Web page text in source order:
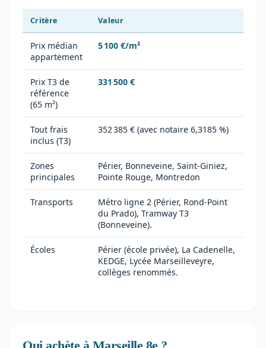
Critère Valeur
Prix médian
appartement
5 100 €/m²
Prix T3 de
référence
(65 m²)
331 500 €
Tout frais
inclus (T3)
352 385 € (avec notaire 6,3185 %)
Zones
principales
Périer, Bonneveine, Saint-Giniez,
Pointe Rouge, Montredon
Transports
Métro ligne 2 (Périer, Rond-Point
du Prado), Tramway T3
(Bonneveine).
Écoles
Périer (école privée), La Cadenelle,
KEDGE, Lycée Marseilleveyre,
collèges renommés.